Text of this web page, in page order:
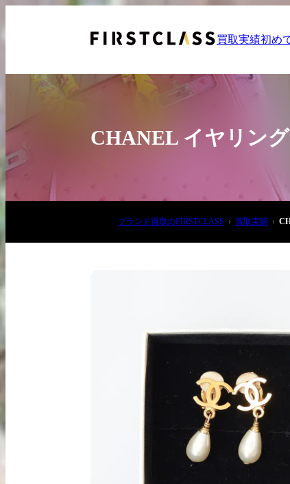
買取実績初め
03-6908-5890
出張買
お申込
LINE査定
CHANEL イヤリン
ブランド買取のFIRSTCLASS 買取実績